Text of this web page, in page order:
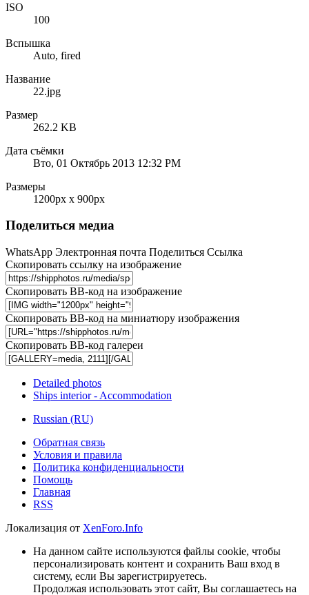
ISO
100
Вспышка
Auto, fired
Название
22.jpg
Размер
262.2 KB
Дата съёмки
Вто, 01 Октябрь 2013 12:32 PM
Размеры
1200px x 900px
Поделиться медиа
WhatsApp Электронная почта Поделиться Ссылка
Скопировать ссылку на изображение
Скопировать BB-код на изображение
Скопировать BB-код на миниатюру изображения
Скопировать BB-код галереи
Detailed photos
Ships interior - Accommodation
Russian (RU)
Обратная связь
Условия и правила
Политика конфиденциальности
Помощь
Главная
RSS
Локализация от XenForo.Info
На данном сайте используются файлы cookie, чтобы
персонализировать контент и сохранить Ваш вход в
систему, если Вы зарегистрируетесь.
Продолжая использовать этот сайт, Вы соглашаетесь на